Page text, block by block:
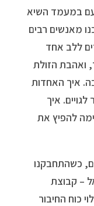
במעמד השיא
מאנשים רבים
ללב אחד
ואהבת הזולת
איך האחדות
איך
להפיץ את
כשהתחבקנו
– קבוצת
כוח החיבור